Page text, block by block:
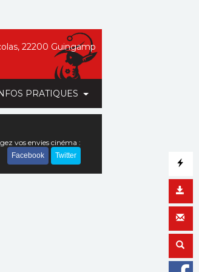
PRATIQUES
22200 Guingamp
vos envies cinéma :
Facebook Twitter